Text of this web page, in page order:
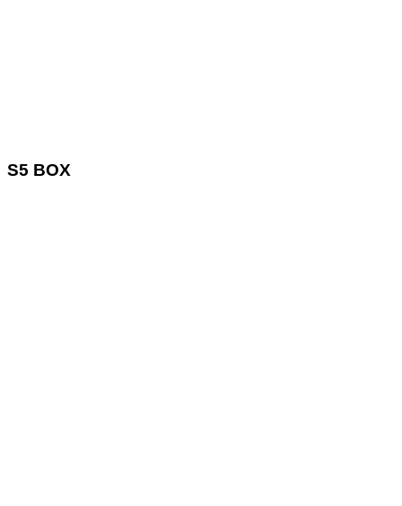
S5 BOX